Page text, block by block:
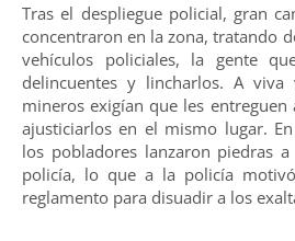
Tras el despliegue policial, gran
concentraron en la zona, tratando
vehículos policiales, la gente
delincuentes y lincharlos. A viva
mineros exigían que les entreguen
ajusticiarlos en el mismo lugar.
los pobladores lanzaron piedras
policía, lo que a la policía
reglamento para disuadir a los